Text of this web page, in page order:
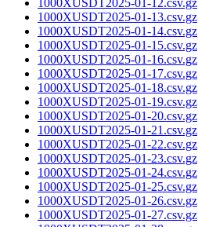
1000XUSDT2025-01-13.csv.gz
1000XUSDT2025-01-14.csv.gz
1000XUSDT2025-01-15.csv.gz
1000XUSDT2025-01-16.csv.gz
1000XUSDT2025-01-17.csv.gz
1000XUSDT2025-01-18.csv.gz
1000XUSDT2025-01-19.csv.gz
1000XUSDT2025-01-20.csv.gz
1000XUSDT2025-01-21.csv.gz
1000XUSDT2025-01-22.csv.gz
1000XUSDT2025-01-23.csv.gz
1000XUSDT2025-01-24.csv.gz
1000XUSDT2025-01-25.csv.gz
1000XUSDT2025-01-26.csv.gz
1000XUSDT2025-01-27.csv.gz